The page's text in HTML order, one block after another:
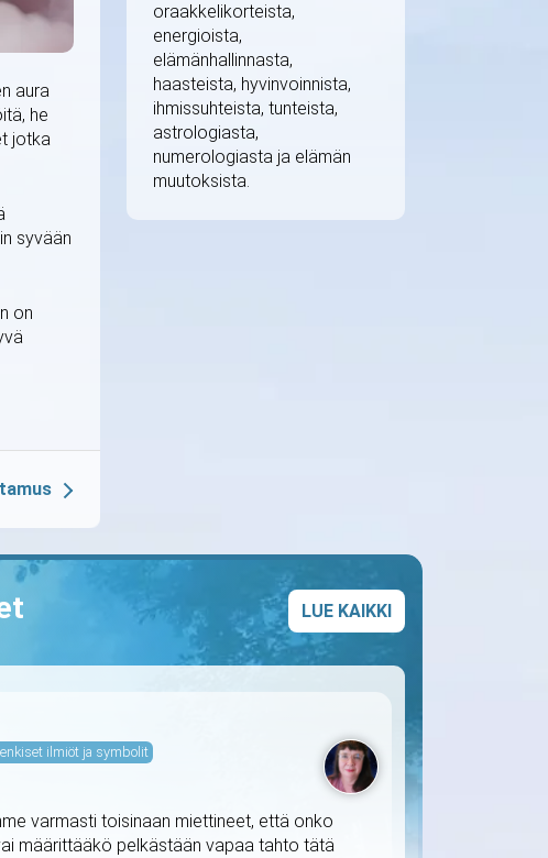
aura
he
jotka
syvään
on
oraakkelikorteista,
energioista,
elämänhallinnasta,
haasteista, hyvinvoinnista,
ihmissuhteista, tunteista,
astrologiasta,
numerologiasta ja elämän
muutoksista.
LUE KAIKKI
ilmiöt ja symbolit
varmasti toisinaan miettineet, että onko
määrittääkö pelkästään vapaa tahto tätä